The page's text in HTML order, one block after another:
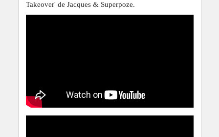
Takeover' de Jacques & Superpoze.